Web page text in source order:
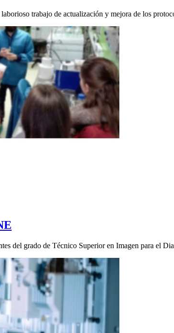
trabajo de actualización y mejora de los
del grado de Técnico Superior en Imagen para el